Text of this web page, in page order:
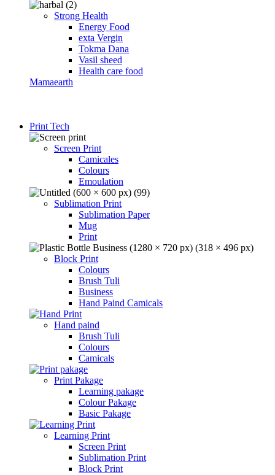
Strong Health
Energy Food
exta Vergin
Tokma Dana
Vasil sheed
Health care food
Mamaearth
Print Tech
Screen Print
Camicales
Colours
Emoulation
Sublimation Print
Sublimation Paper
Mug
Print
Block Print
Colours
Brush Tuli
Business
Hand Paind Camicals
Hand paind
Brush Tuli
Colours
Camicals
Print Pakage
Learning pakage
Colour Pakage
Basic Pakage
Learning Print
Screen Print
Sublimation Print
Block Print